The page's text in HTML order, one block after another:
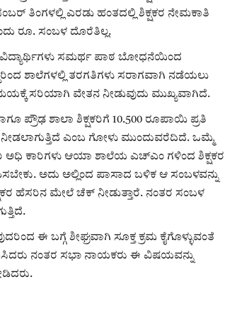
ತಿಂಗಳಲ್ಲಿ ಎರಡು ಹಂತದಲ್ಲಿ ಶಿಕ್ಷಕರ ನೇಮಕಾತಿ
ರೂ. ಸಂಬಳ ದೊರೆತಿಲ್ಲ.
ವಿದ್ಯಾರ್ಥಿಗಳು ಸಮರ್ಥ ಪಾಠ ಬೋಧನೆಯಿಂದ
ಶಾಲೆಗಳಲ್ಲಿ ತರಗತಿಗಳು ಸರಾಗವಾಗಿ ನಡೆಯಲು
ಸರಿಯಾಗಿ ವೇತನ ನೀಡುವುದು ಮುಖ್ಯವಾಗಿದೆ.
ಪ್ರೌಢ ಶಾಲಾ ಶಿಕ್ಷಕರಿಗೆ 10.500 ರೂಪಾಯಿ ಪ್ರತಿ
ಎಂಬ ಗೋಳು ಮುಂದುವರೆದಿದೆ. ಒಮ್ಮೆ
ಅಧಿ ಕಾರಿಗಳು ಆಯಾ ಶಾಲೆಯ ಎಚ್‌ಎಂ ಗಳಿಂದ ಶಿಕ್ಷಕರ
ಅದು ಅಲ್ಲಿಂದ ಪಾಸಾದ ಬಳಿಕ ಆ ಸಂಬಳವನ್ನು
ಹೆಸರಿನ ಮೇಲೆ ಚೆಕ್ ನೀಡುತ್ತಾರೆ. ನಂತರ ಸಂಬಳ
ಈ ಬಗ್ಗೆ ಶೀಘ್ರವಾಗಿ ಸೂಕ್ತ ಕ್ರಮ ಕೈಗೊಳ್ಳುವಂತೆ
ನಂತರ ಸಭಾ ನಾಯಕರು ಈ ವಿಷಯವನ್ನು